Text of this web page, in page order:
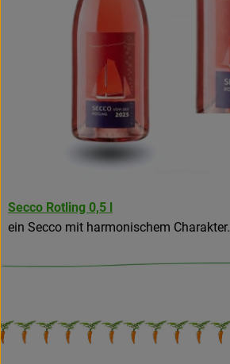
Secco Rotling 0,5 l
ein Secco mit harmonischem Charakter.